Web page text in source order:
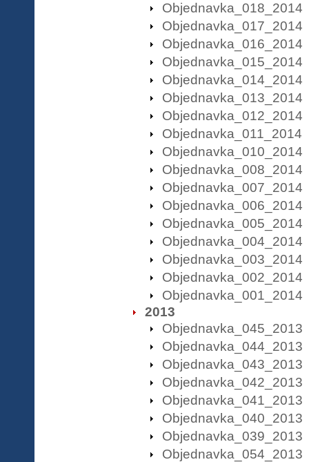
Objednavka_018_2014
Objednavka_017_2014
Objednavka_016_2014
Objednavka_015_2014
Objednavka_014_2014
Objednavka_013_2014
Objednavka_012_2014
Objednavka_011_2014
Objednavka_010_2014
Objednavka_008_2014
Objednavka_007_2014
Objednavka_006_2014
Objednavka_005_2014
Objednavka_004_2014
Objednavka_003_2014
Objednavka_002_2014
Objednavka_001_2014
2013
Objednavka_045_2013
Objednavka_044_2013
Objednavka_043_2013
Objednavka_042_2013
Objednavka_041_2013
Objednavka_040_2013
Objednavka_039_2013
Objednavka_054_2013